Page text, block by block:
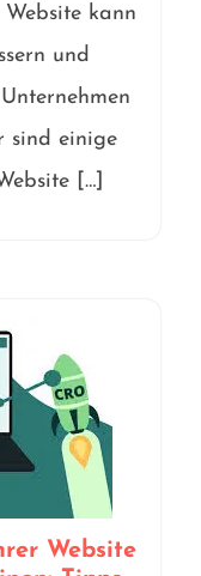
kann
und
sind einige
[…]
Website